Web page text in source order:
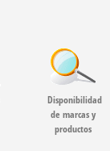
Disponibilidad
de marcas y
productos